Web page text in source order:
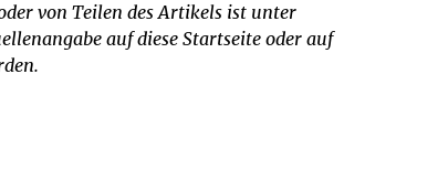
von Teilen des Artikels ist unter
auf diese Startseite oder auf